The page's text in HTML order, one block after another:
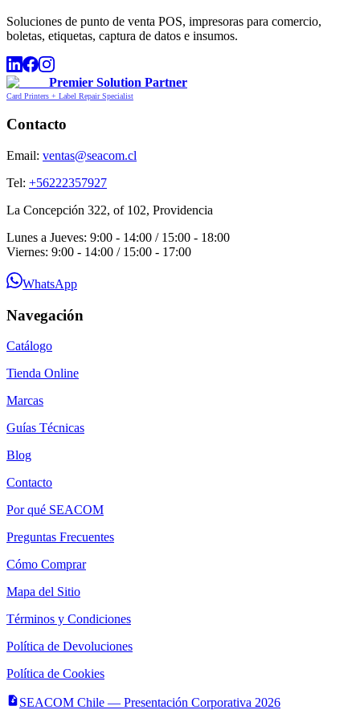
Soluciones de punto de venta POS, impresoras para comercio,
boletas, etiquetas, captura de datos e insumos.
Premier Solution Partner
Card Printers + Label Repair Specialist
Contacto
Email: ventas@seacom.cl
Tel: +56222357927
La Concepción 322, of 102, Providencia
Lunes a Jueves: 9:00 - 14:00 / 15:00 - 18:00
Viernes: 9:00 - 14:00 / 15:00 - 17:00
WhatsApp
Navegación
Catálogo
Tienda Online
Marcas
Guías Técnicas
Blog
Contacto
Por qué SEACOM
Preguntas Frecuentes
Cómo Comprar
Mapa del Sitio
Términos y Condiciones
Política de Devoluciones
Política de Cookies
SEACOM Chile — Presentación Corporativa 2026